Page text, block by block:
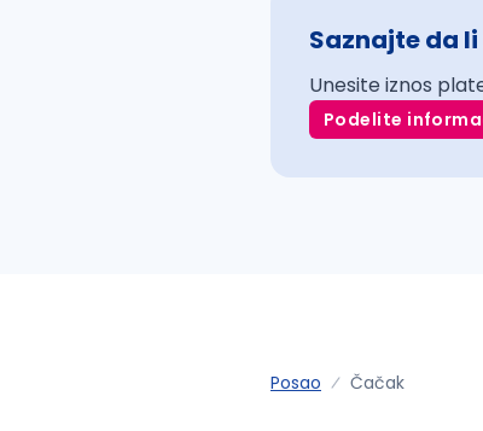
Saznajte da
Unesite iznos
Podelite
Posao Čačak